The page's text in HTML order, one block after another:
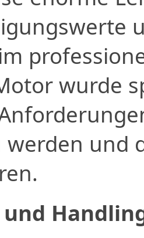
wurde
werden und